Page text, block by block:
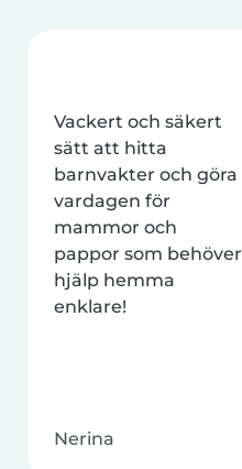
Vackert och säkert
sätt att hitta
barnvakter och göra
vardagen för
mammor och
pappor som behöver
hjälp hemma
enklare!
Nerina